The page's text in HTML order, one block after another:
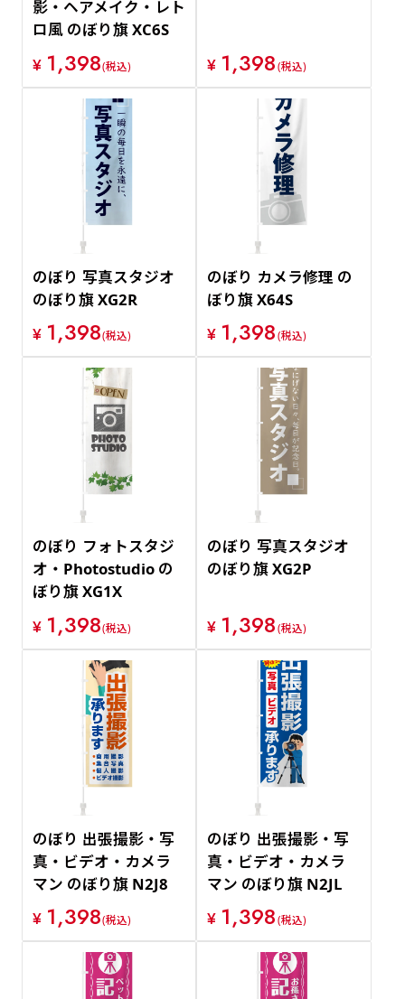
影・ヘアメイク・レト
ロ風 のぼり旗 XC6S
¥ 1,398(税込) ¥ 1,398(税込)
のぼり 写真スタジオ
のぼり旗 XG2R
¥ 1,398(税込)
のぼり カメラ修理 の
ぼり旗 X64S
¥ 1,398(税込)
のぼり フォトスタジ
オ・Photostudio の
ぼり旗 XG1X
¥ 1,398(税込)
のぼり 写真スタジオ
のぼり旗 XG2P
¥ 1,398(税込)
のぼり 出張撮影・写
真・ビデオ・カメラ
マン のぼり旗 N2J8
¥ 1,398(税込)
のぼり 出張撮影・写
真・ビデオ・カメラ
マン のぼり旗 N2JL
¥ 1,398(税込)